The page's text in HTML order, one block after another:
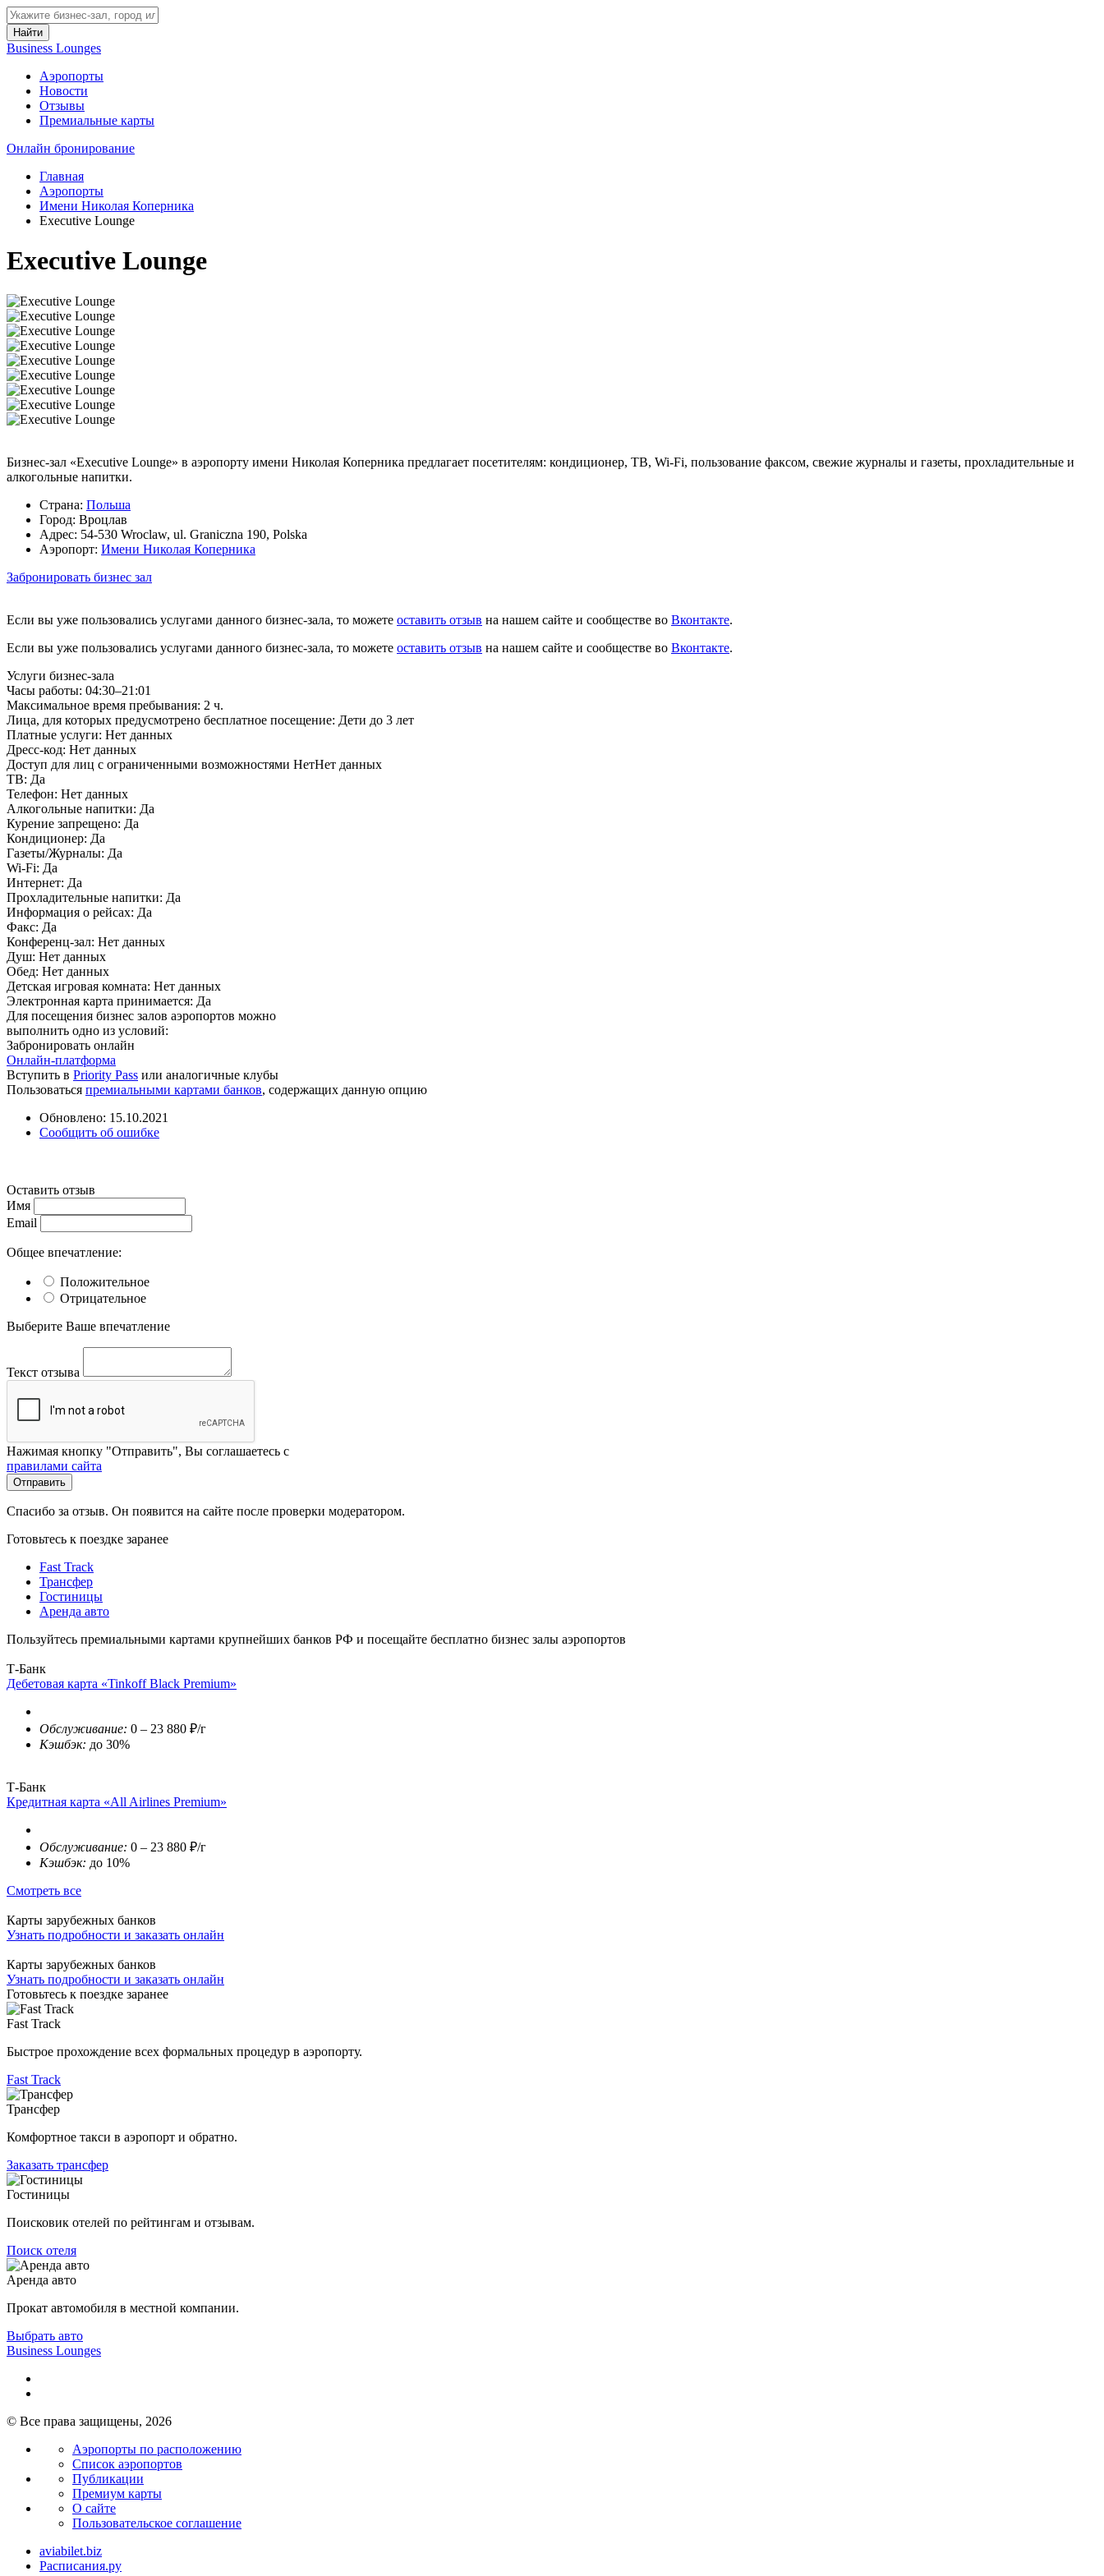
Найти
Business Lounges
Аэропорты
Новости
Отзывы
Премиальные карты
Онлайн бронирование
Главная
Аэропорты
Имени Николая Коперника
Executive Lounge
Executive Lounge
Бизнес-зал «Executive Lounge» в аэропорту имени Николая Коперника предлагает посетителям: кондиционер, ТВ, Wi-Fi, пользование факсом, свежие журналы и газеты, прохладительные и
алкогольные напитки.
Страна: Польша
Город: Вроцлав
Адрес: 54-530 Wroclaw, ul. Graniczna 190, Polska
Аэропорт: Имени Николая Коперника
Забронировать бизнес зал
Если вы уже пользовались услугами данного бизнес-зала, то можете оставить отзыв на нашем сайте и сообществе во Вконтакте.
Если вы уже пользовались услугами данного бизнес-зала, то можете оставить отзыв на нашем сайте и сообществе во Вконтакте.
Услуги бизнес-зала
Часы работы: 04:30–21:01
Максимальное время пребывания: 2 ч.
Лица, для которых предусмотрено бесплатное посещение: Дети до 3 лет
Платные услуги: Нет данных
Дресс-код: Нет данных
Доступ для лиц с ограниченными возможностями НетНет данных
ТВ: Да
Телефон: Нет данных
Алкогольные напитки: Да
Курение запрещено: Да
Кондиционер: Да
Газеты/Журналы: Да
Wi-Fi: Да
Интернет: Да
Прохладительные напитки: Да
Информация о рейсах: Да
Факс: Да
Конференц-зал: Нет данных
Душ: Нет данных
Обед: Нет данных
Детская игровая комната: Нет данных
Электронная карта принимается: Да
Для посещения бизнес залов аэропортов можно
выполнить одно из условий:
Забронировать онлайн
Онлайн-платформа
Вступить в Priority Pass или аналогичные клубы
Пользоваться премиальными картами банков, содержащих данную опцию
Обновлено: 15.10.2021
Сообщить об ошибке
Оставить отзыв
Имя
Email
Общее впечатление:
Положительное
Отрицательное
Выберите Ваше впечатление
Текст отзыва
Нажимая кнопку "Отправить", Вы соглашаетесь с
правилами сайта
Отправить
Спасибо за отзыв. Он появится на сайте после проверки модератором.
Готовьтесь к поездке заранее
Fast Track
Трансфер
Гостиницы
Аренда авто
Пользуйтесь премиальными картами крупнейших банков РФ и посещайте бесплатно бизнес залы аэропортов
Т-Банк
Дебетовая карта «Tinkoff Black Premium»
Обслуживание: 0 – 23 880 ₽/г
Кэшбэк: до 30%
Т-Банк
Кредитная карта «All Airlines Premium»
Обслуживание: 0 – 23 880 ₽/г
Кэшбэк: до 10%
Смотреть все
Карты зарубежных банков
Узнать подробности и заказать онлайн
Карты зарубежных банков
Узнать подробности и заказать онлайн
Готовьтесь к поездке заранее
Fast Track
Быстрое прохождение всех формальных процедур в аэропорту.
Fast Track
Трансфер
Комфортное такси в аэропорт и обратно.
Заказать трансфер
Гостиницы
Поисковик отелей по рейтингам и отзывам.
Поиск отеля
Аренда авто
Прокат автомобиля в местной компании.
Выбрать авто
Business Lounges
© Все права защищены, 2026
Аэропорты по расположению
Список аэропортов
Публикации
Премиум карты
О сайте
Пользовательское соглашение
aviabilet.biz
Расписания.ру